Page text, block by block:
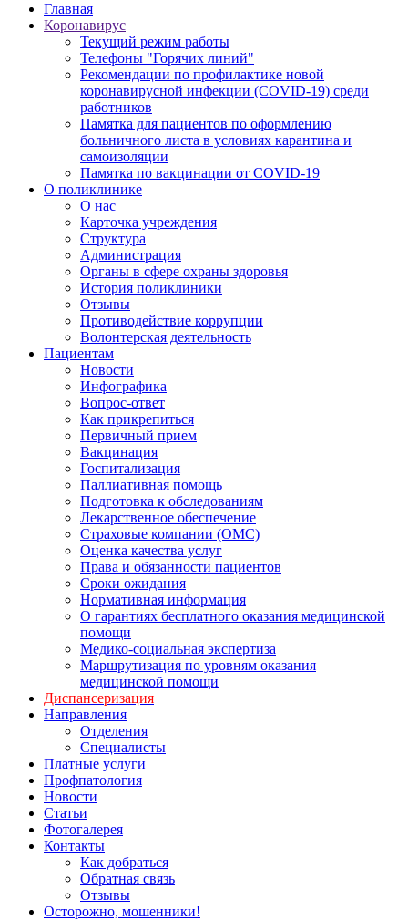
Главная
Коронавирус
Текущий режим работы
Телефоны "Горячих линий"
Рекомендации по профилактике новой
коронавирусной инфекции (COVID-19) среди
работников
Памятка для пациентов по оформлению
больничного листа в условиях карантина и
самоизоляции
Памятка по вакцинации от COVID-19
О поликлинике
О нас
Карточка учреждения
Структура
Администрация
Органы в сфере охраны здоровья
История поликлиники
Отзывы
Противодействие коррупции
Волонтерская деятельность
Пациентам
Новости
Инфографика
Вопрос-ответ
Как прикрепиться
Первичный прием
Вакцинация
Госпитализация
Паллиативная помощь
Подготовка к обследованиям
Лекарственное обеспечение
Страховые компании (ОМС)
Оценка качества услуг
Права и обязанности пациентов
Сроки ожидания
Нормативная информация
О гарантиях бесплатного оказания медицинской
помощи
Медико-социальная экспертиза
Маршрутизация по уровням оказания
медицинской помощи
Диспансеризация
Направления
Отделения
Специалисты
Платные услуги
Профпатология
Новости
Статьи
Фотогалерея
Контакты
Как добраться
Обратная связь
Отзывы
Осторожно, мошенники!